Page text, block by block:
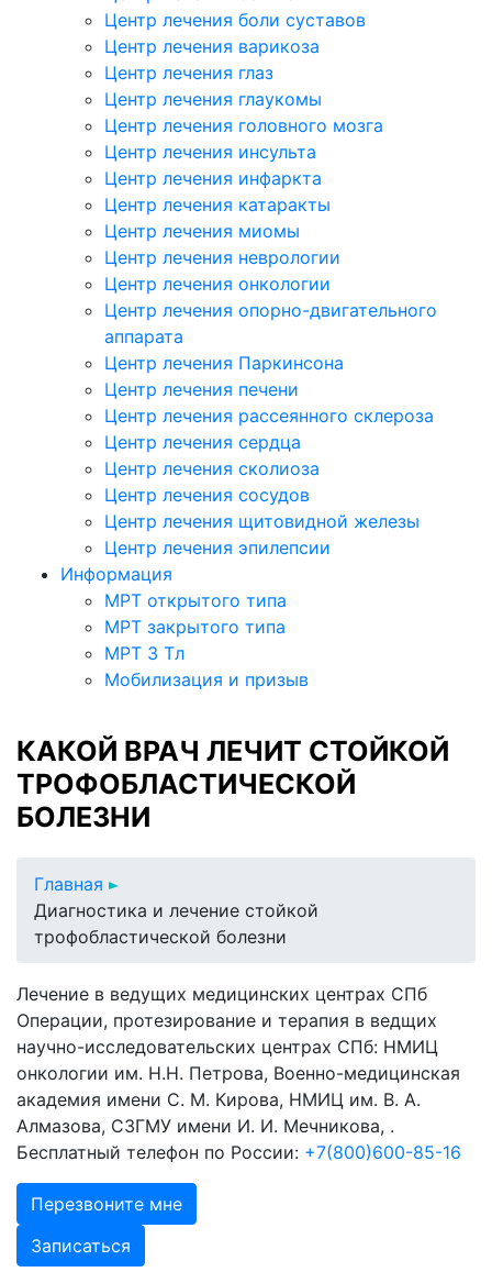
Центр лечения боли суставов
Центр лечения варикоза
Центр лечения глаз
Центр лечения глаукомы
Центр лечения головного мозга
Центр лечения инсульта
Центр лечения инфаркта
Центр лечения катаракты
Центр лечения миомы
Центр лечения неврологии
Центр лечения онкологии
Центр лечения опорно-двигательного
аппарата
Центр лечения Паркинсона
Центр лечения печени
Центр лечения рассеянного склероза
Центр лечения сердца
Центр лечения сколиоза
Центр лечения сосудов
Центр лечения щитовидной железы
Центр лечения эпилепсии
Информация
МРТ открытого типа
МРТ закрытого типа
МРТ 3 Тл
Мобилизация и призыв
КАКОЙ ВРАЧ ЛЕЧИТ СТОЙКОЙ
ТРОФОБЛАСТИЧЕСКОЙ
БОЛЕЗНИ
Главная
Диагностика и лечение стойкой
трофобластической болезни
Лечение в ведущих медицинских центрах СПб
Операции, протезирование и терапия в ведщих
научно-исследовательских центрах СПб: НМИЦ
онкологии им. Н.Н. Петрова, Военно-медицинская
академия имени С. М. Кирова, НМИЦ им. В. А.
Алмазова, СЗГМУ имени И. И. Мечникова, .
Бесплатный телефон по России: +7(800)600-85-16
Перезвоните мне
Записаться